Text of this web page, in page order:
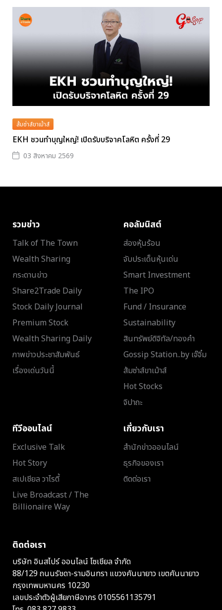
ส้มซ่าส์ขาเม้าส์
EKH ชวนทำบุญใหญ่! เปิดรับบริจาคโลหิต ครั้งที่ 29
03 สิงหาคม 2569
รวมข่าว
Talk of The Town
Wealth Sharing
กระดานข่าว
Share2Trade Daily
Stock Daily Journal
Premium Stock
Wealth Sharing Daily
ภาพข่าวประชาสัมพันธ์
เรื่องเด่นวันนี้
คอลัมนิสต์
ส่องหุ้นร้อน
จับประเด็นหุ้นเด่น
Smart Investment
The IPO
Fund / Insurance
Sustainability
สินทรัพย์ดิจิทัล/ทองคำ
Gossip Station..by เจ๊จิ๋ม
ส้มซ่าส์ขาเม้าส์
Hot Stocks
จิปาถะ
ทีวีออนไลน์
Exclusive Talk
Hot Story
สเปเชียล วาไรตี้
Live Broadcast / The
Billionaire Way
เกี่ยวกับเรา
สำนักข่าวออนไลน์
ธุรกิจของเรา
ติดต่อเรา
ติดต่อเรา
บริษัท อินสไปร์ ออนไลน์ โซเชียล จำกัด
88/129 ถนนรัชดา-รามอินทรา แขวงคันนายาว เขตคันนายาว
กรุงเทพมหานคร 10230
เลขประจำตัวผู้เสียภาษีอากร 0105561135791